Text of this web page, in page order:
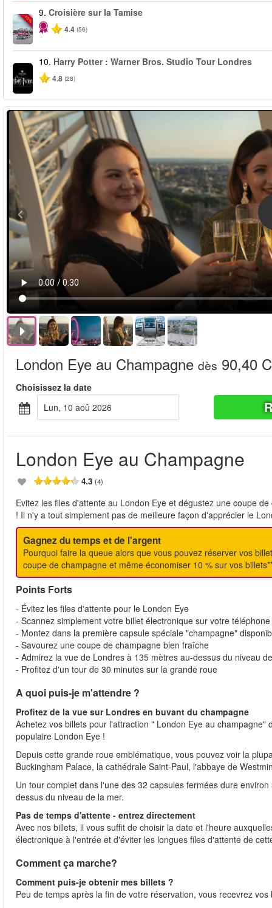
-10%
9. Croisière sur la Tamise
4.4 (56)
10. Harry Potter : Warner Bros. Studio Tour Londres
4.8 (28)
London Eye au Champagne dès 90,40
Choisissez la date
lun, 10 aoû 2026
London Eye au Champagne
4.3 (4)
Evitez les files d'attente au London Eye et dégustez une coupe
! Il n'y a tout simplement pas de meilleure façon d'apprécier le
Gagnez du temps et de l'argent
Pourquoi faire la queue alors que vous pouvez réserver vos
coupe de champagne et même économiser 10 % sur vos
Points Forts
- Évitez les files d'attente pour le London Eye
- Scannez simplement votre billet électronique sur votre téléphone
- Montez dans la première capsule spéciale "champagne"
- Savourez une coupe de champagne bien fraîche
- Admirez la vue de Londres à 135 mètres au-dessus du niveau
- Profitez d'un tour de 30 minutes sur la grande roue
A quoi puis-je m'attendre ?
Profitez de la vue sur Londres en buvant du champagne
Achetez vos billets pour l'attraction " London Eye au
populaire London Eye !
Depuis cette grande roue emblématique, vous pouvez voir la
Buckingham Palace, la cathédrale Saint-Paul, l'abbaye de
Un tour complet dans l'une des 32 capsules fermées dure
dessus du niveau de la mer.
Pas de temps d'attente - entrez directement
Avec nos billets, il vous suffit de choisir la date et l'heure
électronique à l'entrée et d'éviter les longues files d'attente de
Comment ça marche?
Comment puis-je obtenir mes billets ?
Peu de temps après la fin de votre réservation, vous recevrez